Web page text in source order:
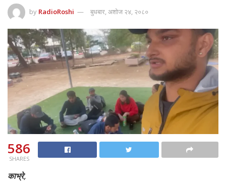
by RadioRoshi बुधबार, अशोज २४, २०८०
586
SHARES
काभ्रे,